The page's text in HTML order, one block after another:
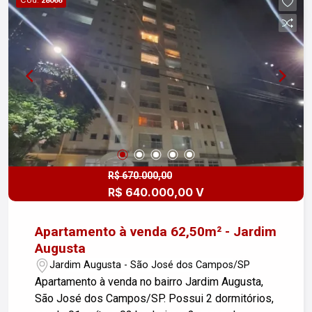
R$ 670.000,00
R$ 640.000,00 V
Apartamento à venda 62,50m² - Jardim
Augusta
Jardim Augusta - São José dos Campos/SP
Apartamento à venda no bairro Jardim Augusta,
São José dos Campos/SP. Possui 2 dormitórios,